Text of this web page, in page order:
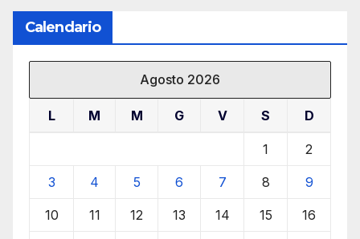
Calendario
Agosto 2026
L M M G V S D
1 2
3 4 5 6 7 8 9
10 11 12 13 14 15 16